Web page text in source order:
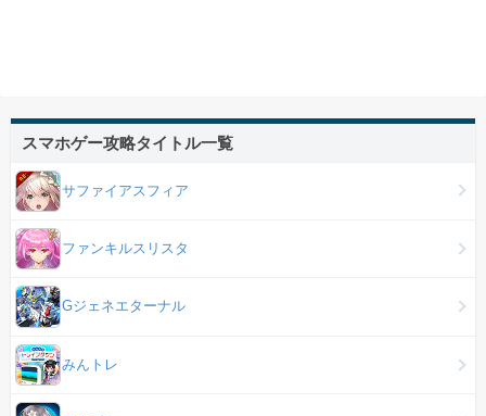
スマホゲー攻略タイトル一覧
サファイアスフィア
ファンキルスリスタ
Gジェネエターナル
みんトレ